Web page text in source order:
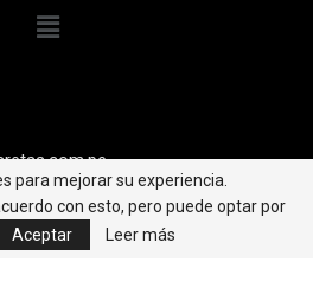
para mejorar su experiencia.
con esto, pero puede optar por
Aceptar Leer más